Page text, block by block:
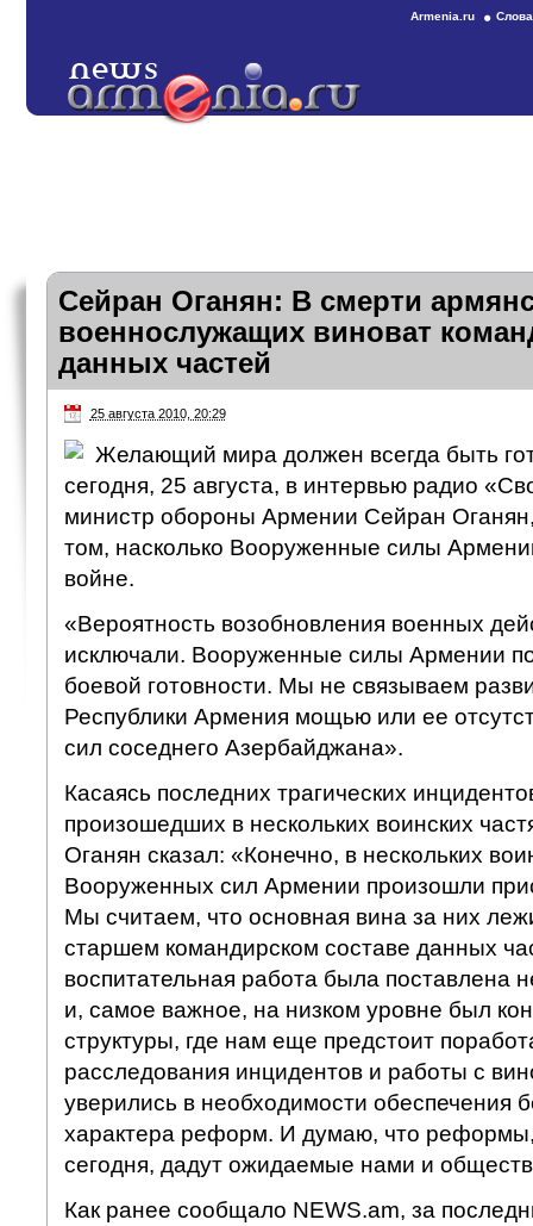
Armenia.ru
Сейран Оганян: В смерти
военнослужащих виноват
данных частей
25 августа 2010, 20:29
Желающий мира должен всегда быть
сегодня, 25 августа, в интервью радио
министр обороны Армении Сейран
том, насколько Вооруженные силы
войне.
«Вероятность возобновления военных
исключали. Вооруженные силы Армении
боевой готовности. Мы не связываем
Республики Армения мощью или ее
сил соседнего Азербайджана».
Касаясь последних трагических
произошедших в нескольких воинских
Оганян сказал: «Конечно, в нескольких
Вооруженных сил Армении произошли
Мы считаем, что основная вина за них
старшем командирском составе данных
воспитательная работа была поставлена
и, самое важное, на низком уровне был
структуры, где нам еще предстоит
расследования инцидентов и работы с
уверились в необходимости обеспечения
характера реформ. И думаю, что
сегодня, дадут ожидаемые нами и
Как ранее сообщало NEWS.am, за